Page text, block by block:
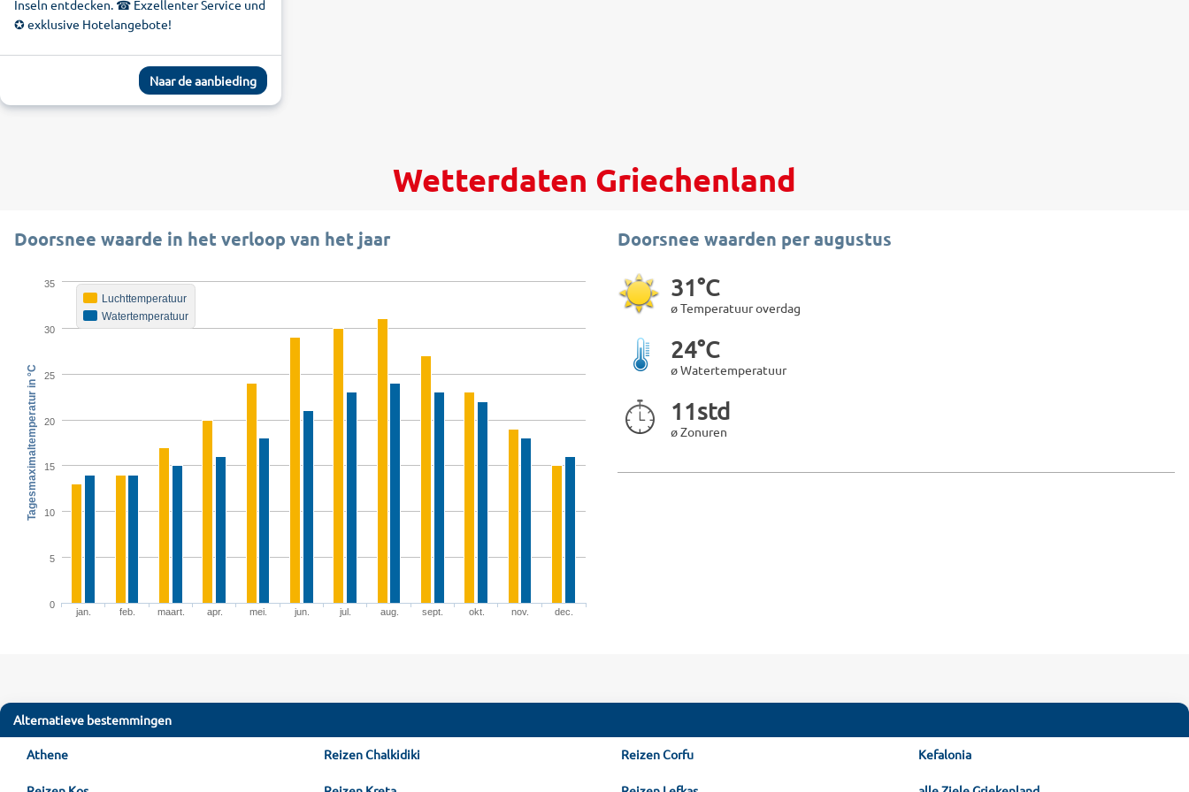
Inseln entdecken. ☎ Exzellenter Service und
✪ exklusive Hotelangebote!
Naar de aanbieding
Wetterdaten Griechenland
Doorsnee waarden per augustus
31°C
ø Temperatuur overdag
24°C
ø Watertemperatuur
11std
ø Zonuren
Doorsnee waarde in het verloop van het jaar
Tagesmaximaltemperatur in °C
Luchttemperatuur
Watertemperatuur
jan. feb. maart. apr. mei. jun. jul. aug. sept. okt. nov. dec.
0
5
10
15
20
25
30
35
Alternatieve bestemmingen
Athene Reizen Chalkidiki Reizen Corfu Kefalonia